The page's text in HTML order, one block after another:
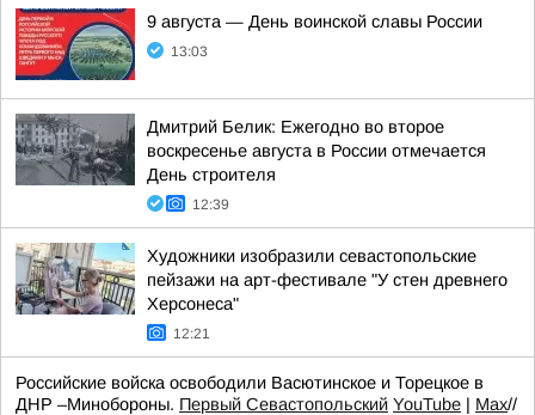
9 августа — День воинской славы России
13:03
Дмитрий Белик: Ежегодно во второе
воскресенье августа в России отмечается
День строителя
12:39
Художники изобразили севастопольские
пейзажи на арт-фестивале "У стен древнего
Херсонеса"
12:21
Российские войска освободили Васютинское и Торецкое в
ДНР –Минобороны. Первый Севастопольский YouTube | Max//